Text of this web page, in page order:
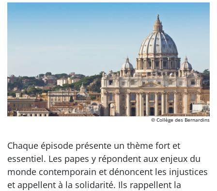
© Collège des Bernardins
Chaque épisode présente un thème fort et
essentiel. Les papes y répondent aux enjeux du
monde contemporain et dénoncent les injustices
et appellent à la solidarité. Ils rappellent la